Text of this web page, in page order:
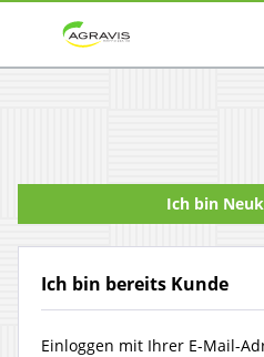
Ich bin
Ich bin bereits Kunde
Einloggen mit Ihrer E-Mail-